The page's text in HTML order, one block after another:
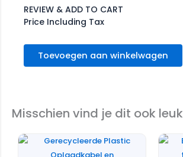
REVIEW & ADD TO CART
Price Including Tax
Toevoegen aan winkelwagen
Misschien vind je dit ook leuk